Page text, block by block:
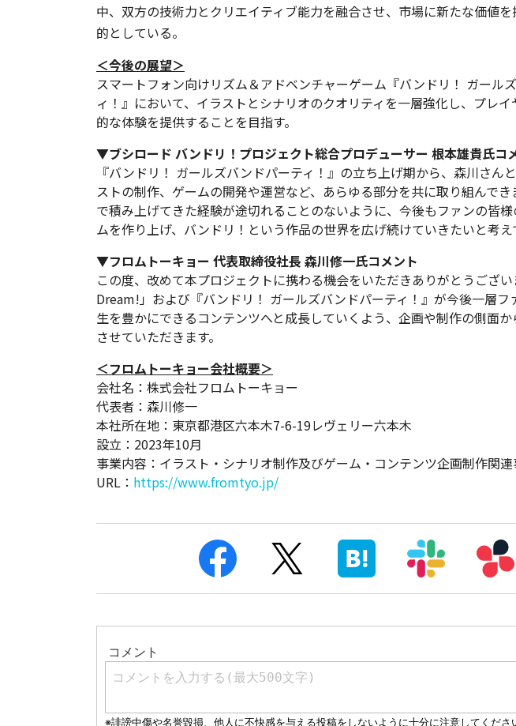
中、双方の技術力とクリエイティブ能力を融合させ、市場に新たな価値
的としている。
＜今後の展望＞
スマートフォン向けリズム＆アドベンチャーゲーム『バンドリ！ ガール
ィ！』において、イラストとシナリオのクオリティを一層強化し、プレ
的な体験を提供することを目指す。
▼ブシロード バンドリ！プロジェクト総合プロデューサー 根本雄貴氏コ
『バンドリ！ ガールズバンドパーティ！』の立ち上げ期から、森川さん
ストの制作、ゲームの開発や運営など、あらゆる部分を共に取り組んで
で積み上げてきた経験が途切れることのないように、今後もファンの皆
ムを作り上げ、バンドリ！という作品の世界を広げ続けていきたいと考え
▼フロムトーキョー 代表取締役社長 森川修一氏コメント
この度、改めて本プロジェクトに携わる機会をいただきありがとうござい
Dream!」および『バンドリ！ ガールズバンドパーティ！』が今後一層フ
生を豊かにできるコンテンツへと成長していくよう、企画や制作の側面
させていただきます。
＜フロムトーキョー会社概要＞
会社名：株式会社フロムトーキョー
代表者：森川修一
本社所在地：東京都港区六本木7-6-19レヴェリー六本木
設立：2023年10月
事業内容：イラスト・シナリオ制作及びゲーム・コンテンツ企画制作関
URL： https://www.fromtyo.jp/